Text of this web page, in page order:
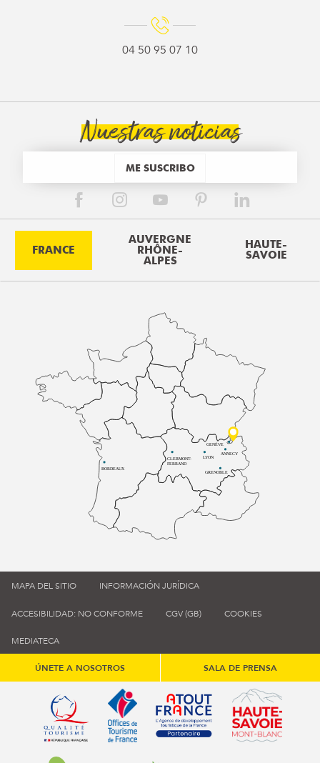
04 50 95 07 10
Nuestras noticias
ME SUSCRIBO
FRANCE
AUVERGNE
RHÔNE-
ALPES
HAUTE-
SAVOIE
BORDEAUX
CLERMONT-
FERRAND
LYON
ANNECY
GRENOBLE
GENÈVE
MAPA DEL SITIO INFORMACIÓN JURÍDICA
ACCESIBILIDAD: NO CONFORME CGV (GB) COOKIES
MEDIATECA
ÚNETE A NOSOTROS SALA DE PRENSA
Qualité tourisme (s'ouvre dans une nouvelle fenêtre)
Office de tourisme de France (s'ouvre
Atout France (s'ouvre dans